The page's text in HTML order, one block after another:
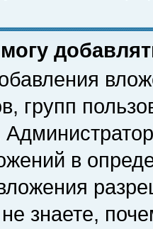
групп
в
знаете,